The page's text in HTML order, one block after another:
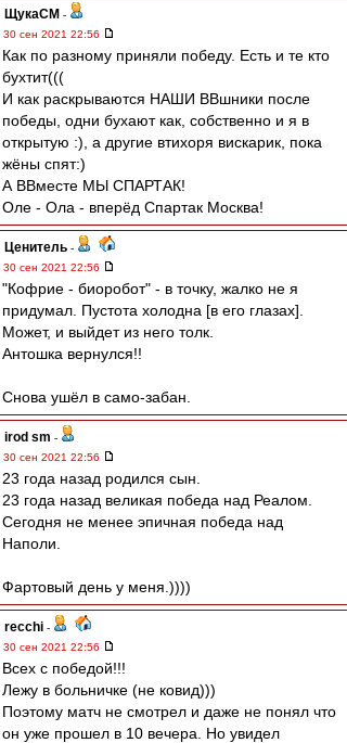
ЩукаСМ -
30 сен 2021 22:56
Как по разному приняли победу. Есть и те кто
бухтит(((
И как раскрываются НАШИ ВВшники после
победы, одни бухают как, собственно и я в
открытую :), а другие втихоря вискарик, пока
жёны спят:)
А ВВместе МЫ СПАРТАК!
Оле - Ола - вперёд Спартак Москва!
Ценитель -
30 сен 2021 22:56
"Кофрие - биоробот" - в точку, жалко не я
придумал. Пустота холодна [в его глазах].
Может, и выйдет из него толк.
Антошка вернулся!!
Снова ушёл в само-забан.
irod sm -
30 сен 2021 22:56
23 года назад родился сын.
23 года назад великая победа над Реалом.
Сегодня не менее эпичная победа над
Наполи.
Фартовый день у меня.))))
recchi -
30 сен 2021 22:56
Всех с победой!!!
Лежу в больничке (не ковид)))
Поэтому матч не смотрел и даже не понял что
он уже прошел в 10 вечера. Но увидел